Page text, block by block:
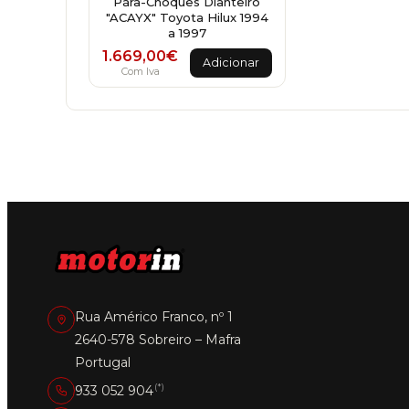
"ACAYX" Toyota Hilux 1994
a 1997
1.669,00€
Com Iva
Adicionar
Rua Américo Franco, nº 1
2640-578 Sobreiro – Mafra
Portugal
933 052 904(*)